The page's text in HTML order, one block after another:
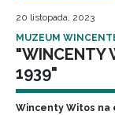
20 listopada, 2023
MUZEUM
"WINCENTY
1939"
Wincenty Witos na